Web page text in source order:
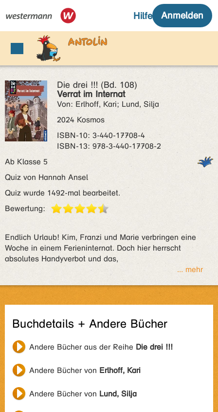
Die drei !!! (Bd. 108)
Verrat im Internat
Von: Erlhoff, Kari; Lund, Silja
2024 Kosmos
ISBN‑10: 3-440-17708-4
ISBN‑13: 978-3-440-17708-2
Ab Klasse 5
Quiz von Hannah Ansel
Quiz wurde 1492-mal bearbeitet.
Bewertung:
Endlich Urlaub! Kim, Franzi und Marie verbringen eine
Woche in einem Ferieninternat. Doch hier herrscht
absolutes Handyverbot und das,
... mehr
Buchdetails + Andere Bücher
Andere Bücher aus der Reihe Die drei !!!
Andere Bücher von Erlhoff, Kari
Andere Bücher von Lund, Silja